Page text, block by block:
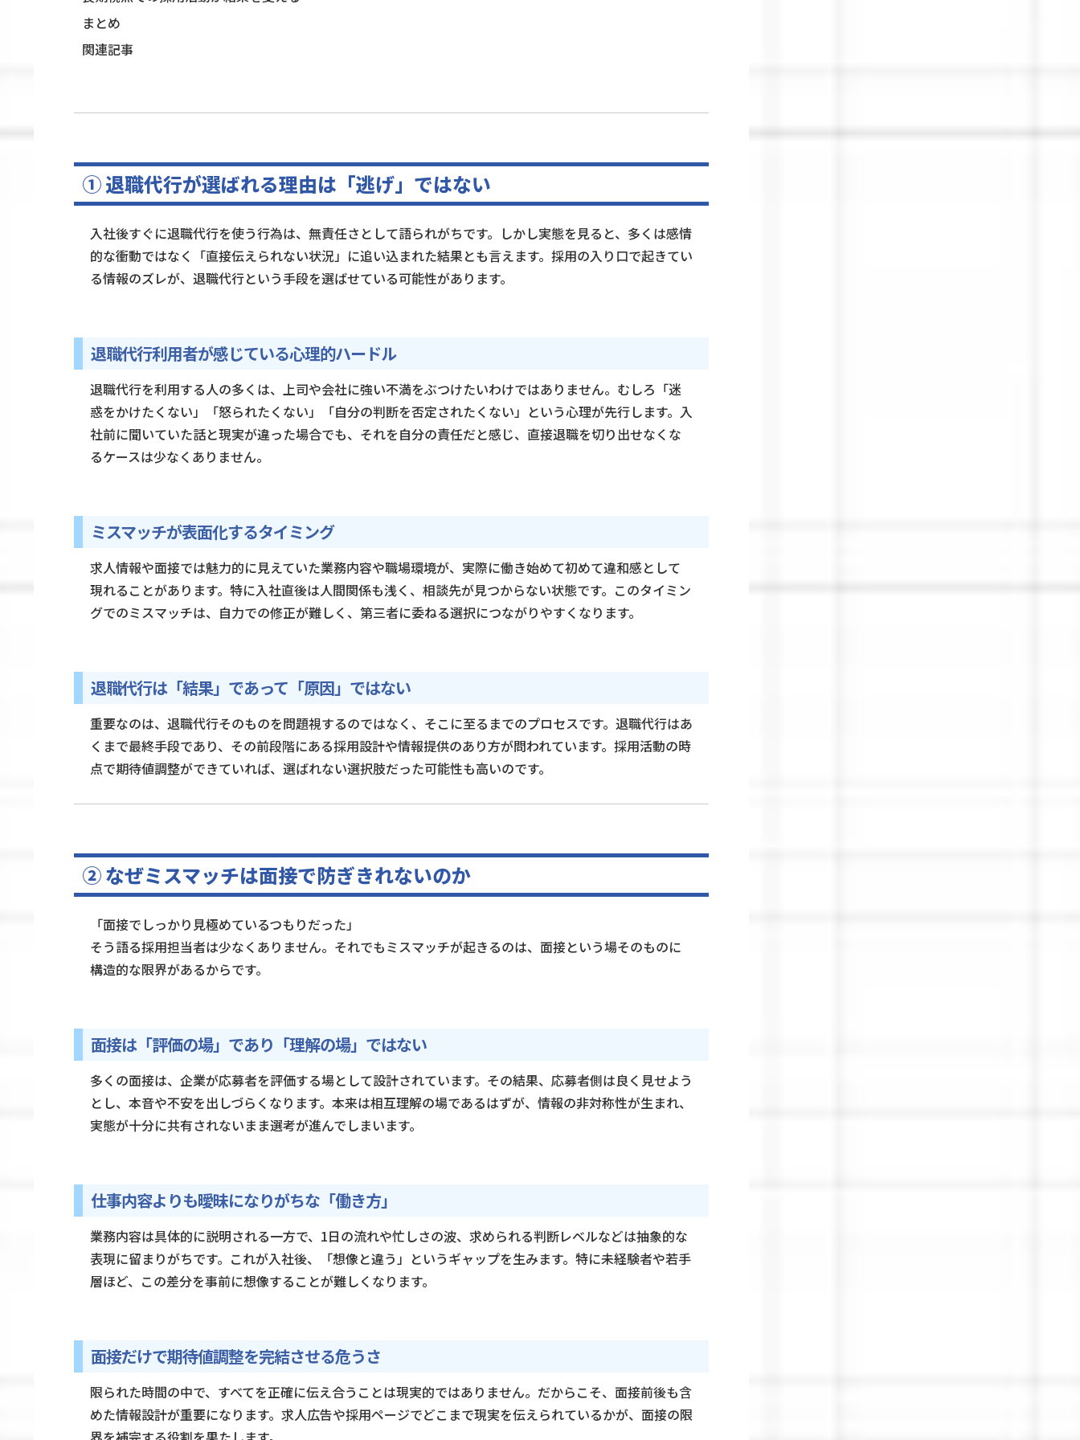
まとめ
関連記事
① 退職代行が選ばれる理由は「逃げ」ではない
入社後すぐに退職代行を使う行為は、無責任さとして語られがちです。しかし実態を見ると、多くは感情
的な衝動ではなく「直接伝えられない状況」に追い込まれた結果とも言えます。採用の入り口で起きてい
る情報のズレが、退職代行という手段を選ばせている可能性があります。
退職代行利用者が感じている心理的ハードル
退職代行を利用する人の多くは、上司や会社に強い不満をぶつけたいわけではありません。むしろ「迷
惑をかけたくない」「怒られたくない」「自分の判断を否定されたくない」という心理が先行します。入
社前に聞いていた話と現実が違った場合でも、それを自分の責任だと感じ、直接退職を切り出せなくな
るケースは少なくありません。
ミスマッチが表面化するタイミング
求人情報や面接では魅力的に見えていた業務内容や職場環境が、実際に働き始めて初めて違和感として
現れることがあります。特に入社直後は人間関係も浅く、相談先が見つからない状態です。このタイミン
グでのミスマッチは、自力での修正が難しく、第三者に委ねる選択につながりやすくなります。
退職代行は「結果」であって「原因」ではない
重要なのは、退職代行そのものを問題視するのではなく、そこに至るまでのプロセスです。退職代行はあ
くまで最終手段であり、その前段階にある採用設計や情報提供のあり方が問われています。採用活動の時
点で期待値調整ができていれば、選ばれない選択肢だった可能性も高いのです。
② なぜミスマッチは面接で防ぎきれないのか
「面接でしっかり見極めているつもりだった」
そう語る採用担当者は少なくありません。それでもミスマッチが起きるのは、面接という場そのものに
構造的な限界があるからです。
面接は「評価の場」であり「理解の場」ではない
多くの面接は、企業が応募者を評価する場として設計されています。その結果、応募者側は良く見せよう
とし、本音や不安を出しづらくなります。本来は相互理解の場であるはずが、情報の非対称性が生まれ、
実態が十分に共有されないまま選考が進んでしまいます。
仕事内容よりも曖昧になりがちな「働き方」
業務内容は具体的に説明される一方で、1日の流れや忙しさの波、求められる判断レベルなどは抽象的な
表現に留まりがちです。これが入社後、「想像と違う」というギャップを生みます。特に未経験者や若手
層ほど、この差分を事前に想像することが難しくなります。
面接だけで期待値調整を完結させる危うさ
限られた時間の中で、すべてを正確に伝え合うことは現実的ではありません。だからこそ、面接前後も含
めた情報設計が重要になります。求人広告や採用ページでどこまで現実を伝えられているかが、面接の限